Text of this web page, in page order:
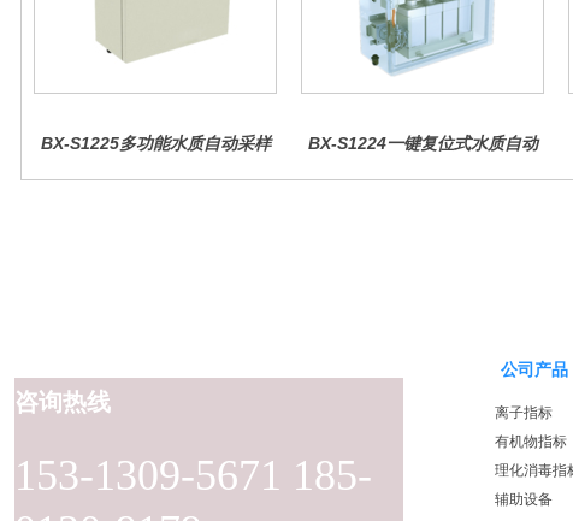
BX-S1225多功能水质自动采样
BX-S1224一键复位式水质自动
153-1309-5671 185-
咨询热线
公司产品
离子指标
有机物指标
理化消毒指
辅助设备